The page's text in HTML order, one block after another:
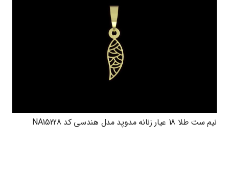
نیم ست طلا 18 عیار زنانه مدوپد مدل هندسی کد NA15228